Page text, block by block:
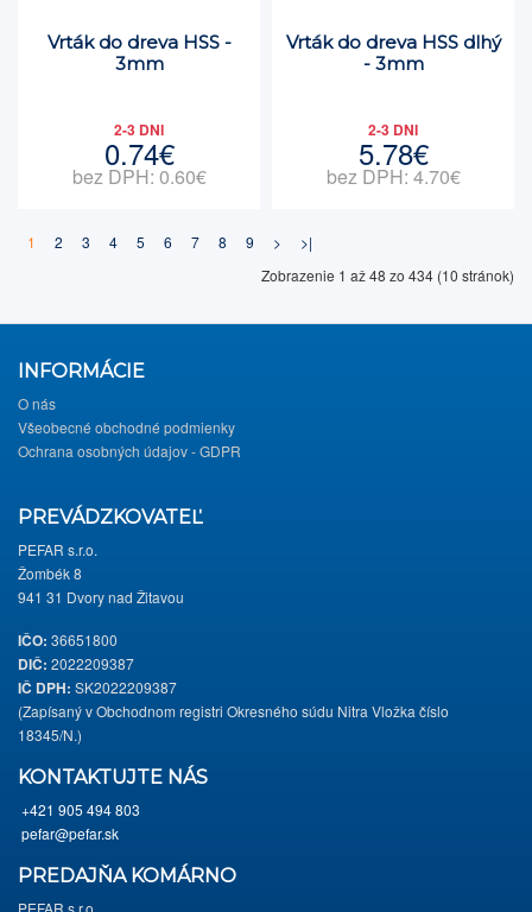
Vrták do dreva HSS -
3mm
2-3 DNI
0.74€
bez DPH: 0.60€
Vrták do dreva HSS dlhý
- 3mm
2-3 DNI
5.78€
bez DPH: 4.70€
1 2 3 4 5 6 7 8 9 >
>|
Zobrazenie 1 až 48 zo 434 (10 stránok)
INFORMÁCIE
O nás
Všeobecné obchodné podmienky
Ochrana osobných údajov - GDPR
PREVÁDZKOVATEĽ
PEFAR s.r.o.
Žombék 8
941 31 Dvory nad Žitavou
IČO: 36651800
DIČ: 2022209387
IČ DPH: SK2022209387
(Zapísaný v Obchodnom registri Okresného súdu Nitra Vložka číslo
18345/N.)
KONTAKTUJTE NÁS
+421 905 494 803
pefar@pefar.sk
PREDAJŇA KOMÁRNO
PEFAR s.r.o.